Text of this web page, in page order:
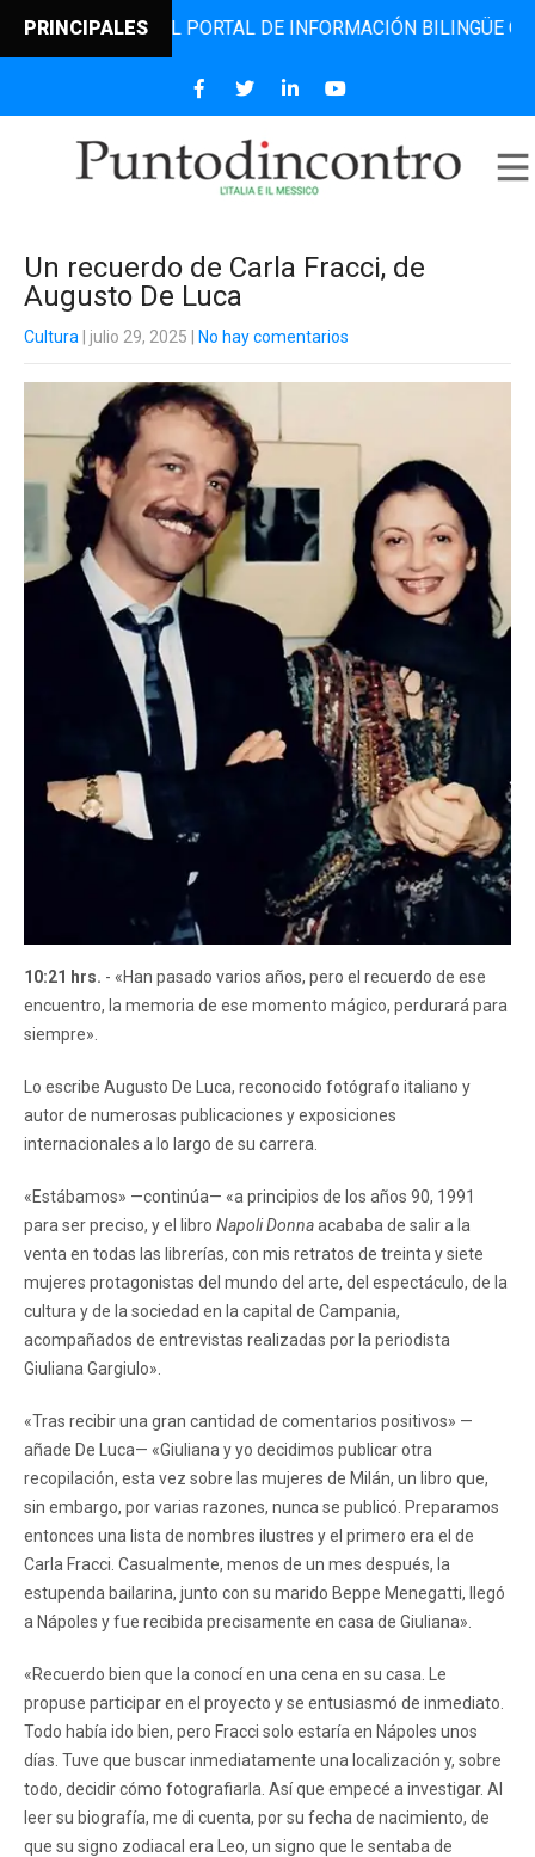
PRINCIPALESEL PORTAL DE INFORMACIÓN BILINGÜE QUE
Un recuerdo de Carla Fracci, de
Augusto De Luca
Cultura | julio 29, 2025 No hay comentarios
10:21 hrs. - «Han pasado varios años, pero el recuerdo de ese
encuentro, la memoria de ese momento mágico, perdurará para
siempre».
Lo escribe Augusto De Luca, reconocido fotógrafo italiano y
autor de numerosas publicaciones y exposiciones
internacionales a lo largo de su carrera.
«Estábamos» —continúa— «a principios de los años 90, 1991
para ser preciso, y el libro Napoli Donnaacababa de salir a la
venta en todas las librerías, con mis retratos de treinta y siete
mujeres protagonistas del mundo del arte, del espectáculo, de la
cultura y de la sociedad en la capital de Campania,
acompañados de entrevistas realizadas por la periodista
Giuliana Gargiulo».
«Tras recibir una gran cantidad de comentarios positivos» —
añade De Luca— «Giuliana y yo decidimos publicar otra
recopilación, esta vez sobre las mujeres de Milán, un libro que,
sin embargo, por varias razones, nunca se publicó. Preparamos
entonces una lista de nombres ilustres y el primero era el de
Carla Fracci. Casualmente, menos de un mes después, la
estupenda bailarina, junto con su marido Beppe Menegatti, llegó
a Nápoles y fue recibida precisamente en casa de Giuliana».
«Recuerdo bien que la conocí en una cena en su casa. Le
propuse participar en el proyecto y se entusiasmó de inmediato.
Todo había ido bien, pero Fracci solo estaría en Nápoles unos
días. Tuve que buscar inmediatamente una localización y, sobre
todo, decidir cómo fotografiarla. Así que empecé a investigar. Al
leer su biografía, me di cuenta, por su fecha de nacimiento, de
que su signo zodiacal era Leo, un signo que le sentaba de